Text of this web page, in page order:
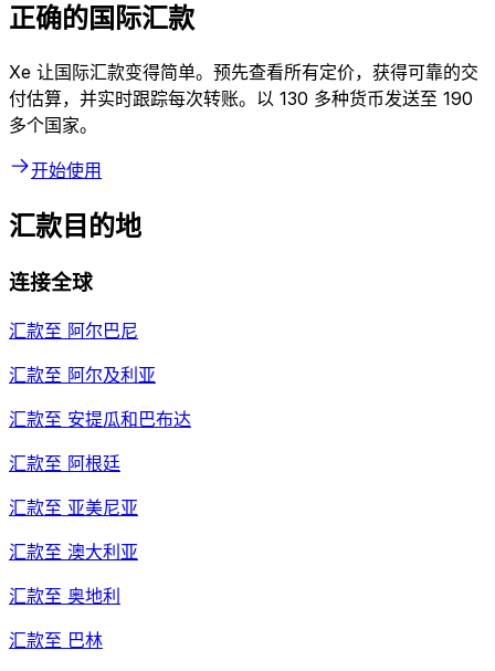
正确的国际汇款
Xe 让国际汇款变得简单。预先查看所有定价，获得可靠的交
付估算，并实时跟踪每次转账。以 130 多种货币发送至 190
多个国家。
开始使用
汇款目的地
连接全球
汇款至 阿尔巴尼
汇款至 阿尔及利亚
汇款至 安提瓜和巴布达
汇款至 阿根廷
汇款至 亚美尼亚
汇款至 澳大利亚
汇款至 奥地利
汇款至 巴林